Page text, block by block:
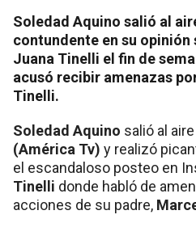
Soledad Aquino salió al
contundente en su
Juana Tinelli el fin de
acusó recibir amenazas
Tinelli.
Soledad Aquino salió al
(América Tv) y realizó
el escandaloso posteo en
Tinelli donde habló de
acciones de su padre,